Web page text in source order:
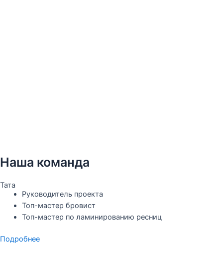
Наша команда
Тата
Руководитель проекта
Топ-мастер бровист
Топ-мастер по ламинированию ресниц
Подробнее